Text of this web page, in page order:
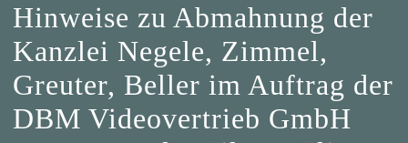
Hinweise zu Abmahnung der
Kanzlei Negele, Zimmel,
Greuter, Beller im Auftrag der
DBM Videovertrieb GmbH